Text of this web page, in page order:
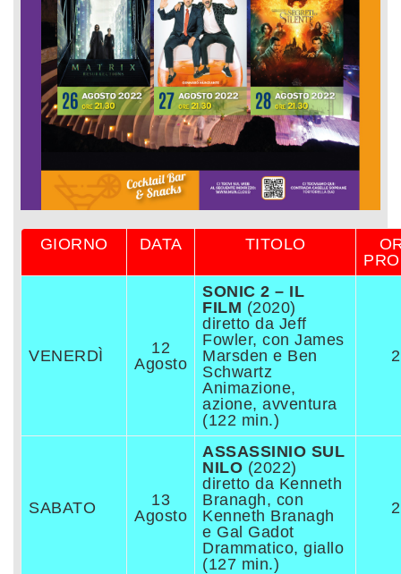
GIORNO DATA TITOLO
VENERDÌ
12
Agosto
SONIC 2 – IL
FILM (2020)
diretto da Jeff
Fowler, con James
Marsden e Ben
Schwartz
Animazione,
azione, avventura
(122 min.)
SABATO
13
Agosto
ASSASSINIO SUL
NILO (2022)
diretto da Kenneth
Branagh, con
Kenneth Branagh
e Gal Gadot
Drammatico, giallo
(127 min.)